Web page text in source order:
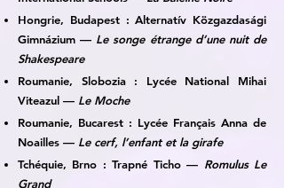
Hongrie, Budapest : Alternatív Közgazdasági
Gimnázium — Le songe étrange d’une nuit de
Shakespeare
Roumanie, Slobozia : Lycée National Mihai
Viteazul — Le Moche
Roumanie, Bucarest : Lycée Français Anna de
Noailles — Le cerf, l’enfant et la girafe
Tchéquie, Brno : Trapné Ticho — Romulus Le
Grand